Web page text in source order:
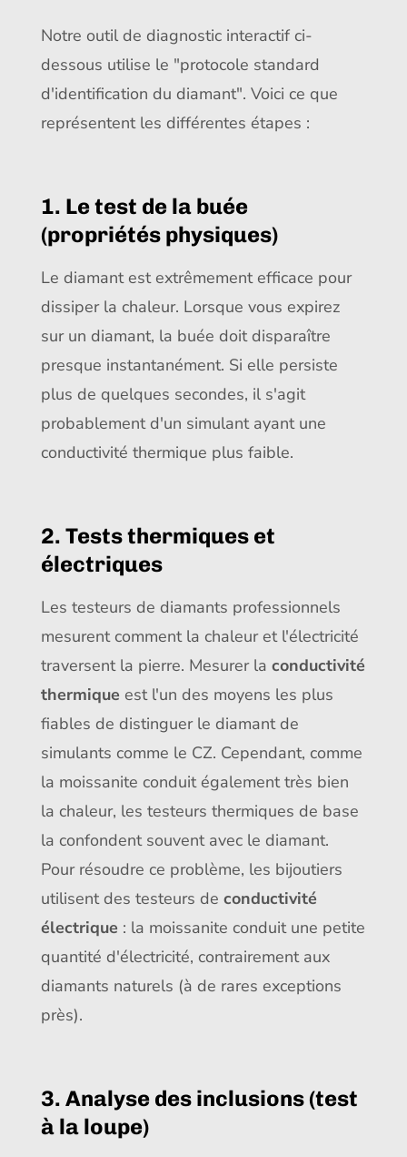
Notre outil de diagnostic interactif ci-
dessous utilise le "protocole standard
d'identification du diamant". Voici ce que
représentent les différentes étapes :
1. Le test de la buée
(propriétés physiques)
Le diamant est extrêmement efficace pour
dissiper la chaleur. Lorsque vous expirez
sur un diamant, la buée doit disparaître
presque instantanément. Si elle persiste
plus de quelques secondes, il s'agit
probablement d'un simulant ayant une
conductivité thermique plus faible.
2. Tests thermiques et
électriques
Les testeurs de diamants professionnels
mesurent comment la chaleur et l'électricité
traversent la pierre. Mesurer la conductivité
thermique est l'un des moyens les plus
fiables de distinguer le diamant de
simulants comme le CZ. Cependant, comme
la moissanite conduit également très bien
la chaleur, les testeurs thermiques de base
la confondent souvent avec le diamant.
Pour résoudre ce problème, les bijoutiers
utilisent des testeurs de conductivité
électrique : la moissanite conduit une petite
quantité d'électricité, contrairement aux
diamants naturels (à de rares exceptions
près).
3. Analyse des inclusions (test
à la loupe)